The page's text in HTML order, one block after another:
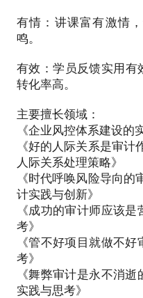
作。
创，干货满满，已有
都有情，每一秒陪伴都
.....
我的Tittle：
1.风控、审计实务咨询
近十多年来利用业余时
国家会计学院、浙江
审协会、辽宁省内审协
商联、中国兵器集团
团、中国兵器集团、郑
审计等专业咨询服务。
有情：讲课富有激情
鸣。
有效：学员反馈实用有
转化率高。
主要擅长领域：
《企业风控体系建设的
《好的人际关系是审
人际关系处理策略》
《时代呼唤风险导向
计实践与创新》
《成功的审计师应该
考》
《管不好项目就做不
考》
《舞弊审计是永不消
实践与思考》